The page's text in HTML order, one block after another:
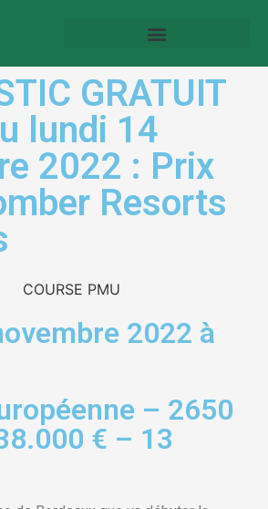
GRATUIT
lundi 14
2022 : Prix
Resorts
2022 à
– 2650
€ – 13